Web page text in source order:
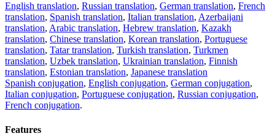
English translation, Russian translation, German translation, French
translation, Spanish translation, Italian translation, Azerbaijani
translation, Arabic translation, Hebrew translation, Kazakh
translation, Chinese translation, Korean translation, Portuguese
translation, Tatar translation, Turkish translation, Turkmen
translation, Uzbek translation, Ukrainian translation, Finnish
translation, Estonian translation, Japanese translation
Spanish conjugation, English conjugation, German conjugation,
Italian conjugation, Portuguese conjugation, Russian conjugation,
French conjugation.
Features